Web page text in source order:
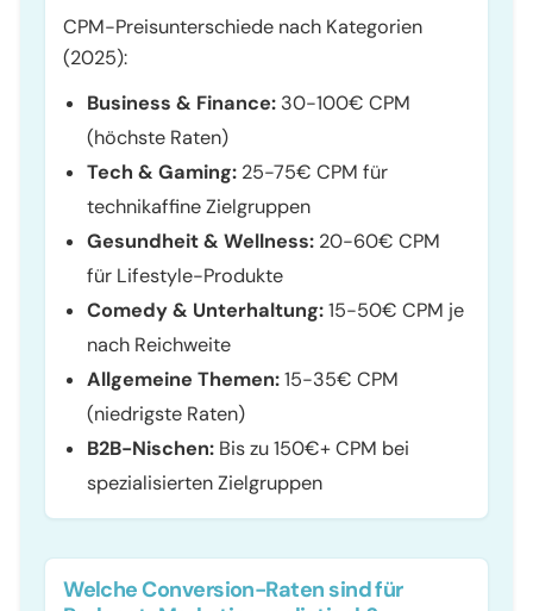
CPM-Preisunterschiede nach Kategorien
(2025):
Business & Finance: 30-100€ CPM
(höchste Raten)
Tech & Gaming: 25-75€ CPM für
technikaffine Zielgruppen
Gesundheit & Wellness: 20-60€ CPM
für Lifestyle-Produkte
Comedy & Unterhaltung:15-50€ CPM je
nach Reichweite
Allgemeine Themen:15-35€ CPM
(niedrigste Raten)
B2B-Nischen: Bis zu 150€+ CPM bei
spezialisierten Zielgruppen
Welche Conversion-Raten sind für